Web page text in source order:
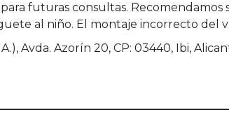
para futuras consultas.
al niño. El montaje incorrecto
Avda. Azorín 20, CP: 03440, Ibi,